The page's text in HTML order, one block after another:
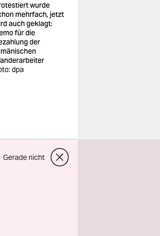
wurde
mehrfach, jetzt
auch geklagt:
für die
der
dpa
Gerade nicht